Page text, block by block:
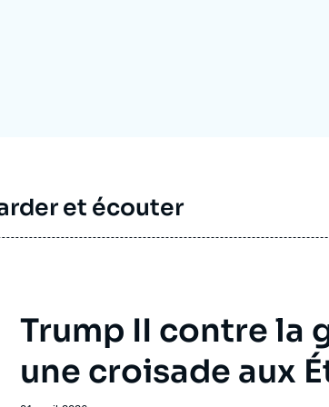
et écouter
Trump II contre la
une croisade aux